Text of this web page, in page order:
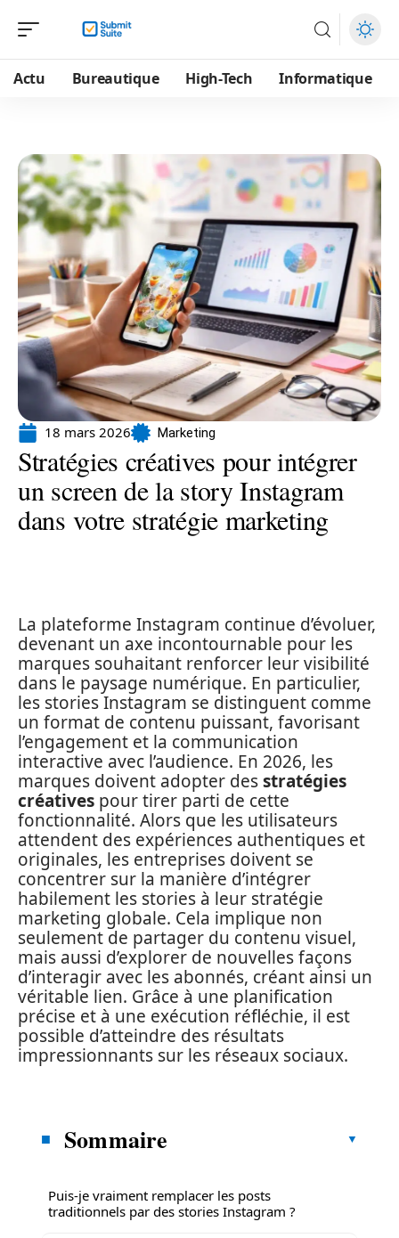
Actu Bureautique High-Tech Informatique
18 mars 2026 Marketing
Stratégies créatives pour intégrer
un screen de la story Instagram
dans votre stratégie marketing
La plateforme Instagram continue d’évoluer,
devenant un axe incontournable pour les
marques souhaitant renforcer leur visibilité
dans le paysage numérique. En particulier,
les stories Instagram se distinguent comme
un format de contenu puissant, favorisant
l’engagement et la communication
interactive avec l’audience. En 2026, les
marques doivent adopter desstratégies
créatives pour tirer parti de cette
fonctionnalité. Alors que les utilisateurs
attendent des expériences authentiques et
originales, les entreprises doivent se
concentrer sur la manière d’intégrer
habilement les stories à leur stratégie
marketing globale. Cela implique non
seulement de partager du contenu visuel,
mais aussi d’explorer de nouvelles façons
d’interagir avec les abonnés, créant ainsi un
véritable lien. Grâce à une planification
précise et à une exécution réfléchie, il est
possible d’atteindre des résultats
impressionnants sur les réseaux sociaux.
Sommaire
Puis-je vraiment remplacer les posts
traditionnels par des stories Instagram ?